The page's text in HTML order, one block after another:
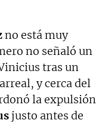
no está muy
no señaló un
tras un
y cerca del
la expulsión
justo antes de